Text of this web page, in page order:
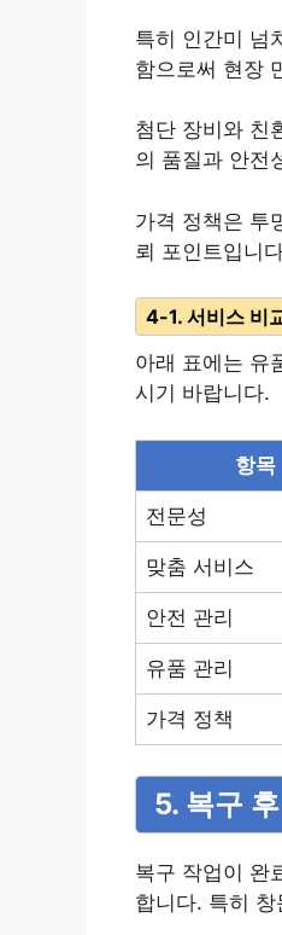
특히 인간미 넘
함으로써 현장
첨단 장비와 친
의 품질과 안전
가격 정책은 투
뢰 포인트입니
4-1. 서비스 비
아래 표에는 유
시기 바랍니다.
항목
전문성
맞춤 서비스
안전 관리
유품 관리
가격 정책
5. 복구
복구 작업이 완
합니다. 특히